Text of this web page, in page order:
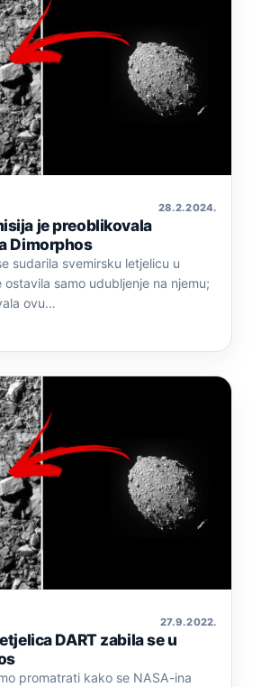
28. 2. 2024.
je preoblikovala
Dimorphos
sudarila svemirsku letjelicu u
samo udubljenje na njemu;
ovu…
27. 9. 2022.
DART zabila se u
promatrati kako se NASA-ina